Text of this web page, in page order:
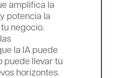
amplifica la
potencia la
negocio.
la IA puede
puede llevar tu
horizontes.